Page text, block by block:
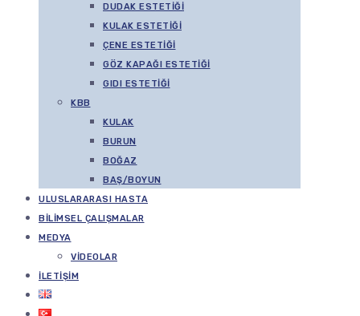
DUDAK ESTETIĞI
KULAK ESTETIĞI
ÇENE ESTETIĞI
GÖZ KAPAĞI ESTETIĞI
GIDI ESTETIĞI
KBB
KULAK
BURUN
BOĞAZ
BAŞ/BOYUN
ULUSLARARASI HASTA
BILIMSEL ÇALIŞMALAR
MEDYA
VIDEOLAR
İLETIŞIM